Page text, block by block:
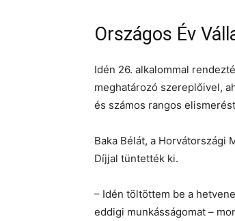
Országos Év
Idén 26. alkalommal
meghatározó szereplőivel,
és számos rangos
Baka Bélát, a Horvátországi
Díjjal tüntették ki.
– Idén töltöttem be a
eddigi munkásságomat –